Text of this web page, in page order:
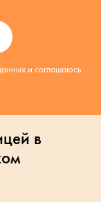
и соглашаюсь
в